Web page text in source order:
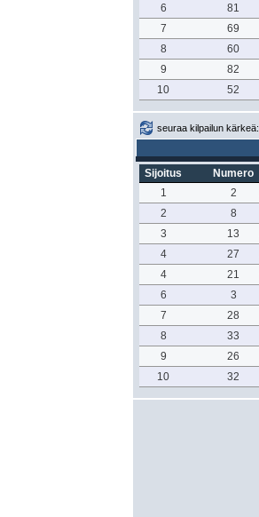
6
81
7
69
8
60
9
82
10
52
seuraa kilpailun kärkeä:
Sijoitus Numero
1
2
2
8
3
13
4
27
4
21
6
3
7
28
8
33
9
26
10
32